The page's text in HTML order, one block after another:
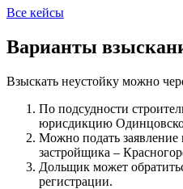
Все кейсы
Варианты
Взыскать неустойку можно
По подсудности
юрисдикцию
Можно подать заявление
застройщика –
Дольщик может
регистрации.